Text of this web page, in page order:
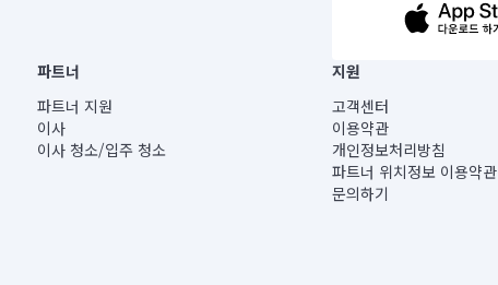
: 2016-3220163-14-5-00019 |
거래위원회 정보) |
, 트윈트리빌딩) B동 5층
24, 7층, 8층 미소
파트너
파트너 지원
이사
이사 청소/입주 청소
지원
고객센터
이용약관
개인정보처리방침
파트너 위치정보 이용약관
문의하기